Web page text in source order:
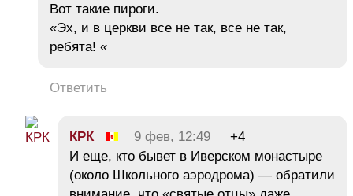
Вот такие пироги.
«Эх, и в церкви все не так, все не так,
ребята! «
Ответить
КРК 9 фев, 12:49
+4
И еще, кто бывет в Иверском монастыре
(около Школьного аэродрома) — обратили